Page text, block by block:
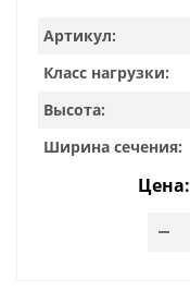
Артикул:
Класс нагрузки:
Высота:
Ширина сечения:
Цена: